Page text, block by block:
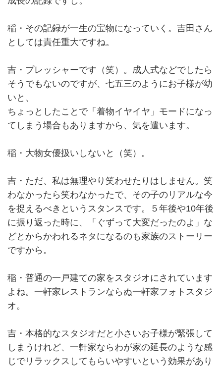
稲・その記録が一生の宝物になっていく。吉田さん
としては責任重大ですね。
吉・プレッシャーです（笑）。成人式などでしたら
そうでもないのですが、七五三のようにお子様が幼
いと、
ちょっとしたことで「着物イヤイヤ」モードになっ
てしまう場合もありますから、気を遣います。
稲・大物女優扱いしないと（笑）。
吉・ただ、私は無理やり笑わせたりはしません。笑
わなかったら笑わなかったで、その子のリアルな今
を捉えるべきというスタンスです。５年後や10年後
に振り返った時に、「ぐずって大変だったのよ」な
どとからかわれるネタになるのも家族のストーリー
ですから。
稲・普通の一戸建ての家をスタジオにされています
よね。一軒家レストランならぬ一軒家フォトスタジ
オ。
吉・本格的なスタジオだと小さいお子様が緊張して
しまうけれど、一軒家ならわが家の延長のような感
じでリラックスしてもらいやすいという効果があり